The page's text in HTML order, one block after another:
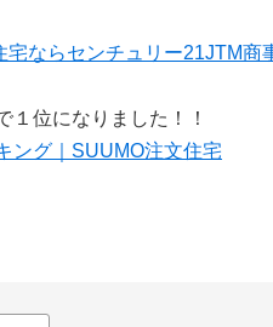
ならセンチュリー21JTM商
位になりました！！
ング｜SUUMO注文住宅